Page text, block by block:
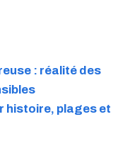
: réalité des
histoire, plages et